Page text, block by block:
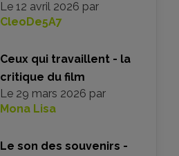
Le 12 avril 2026 par
CleoDe5A7
Ceux qui travaillent - la
critique du film
Le 29 mars 2026 par
Mona Lisa
Le son des souvenirs -